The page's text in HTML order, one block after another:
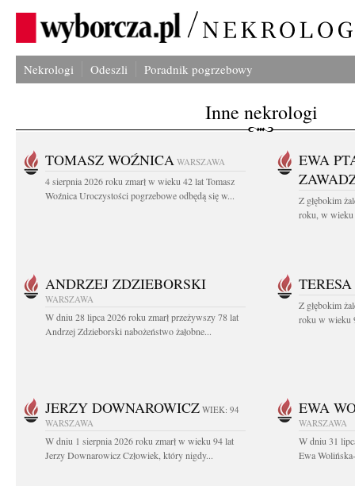
Nekrologi Odeszli Poradnik pogrzebowy
Inne nekrologi
TOMASZ WOŹNICA WARSZAWA
4 sierpnia 2026 roku zmarł w wieku 42 lat Tomasz
Woźnica Uroczystości pogrzebowe odbędą się w...
EWA
Z głębokim
roku, w wieku
ANDRZEJ ZDZIEBORSKI
WARSZAWA
W dniu 28 lipca 2026 roku zmarł przeżywszy 78 lat
Andrzej Zdzieborski nabożeństwo żałobne...
Z głębokim
roku w wieku
JERZY DOWNAROWICZ WIEK: 94
WARSZAWA
W dniu 1 sierpnia 2026 roku zmarł w wieku 94 lat
Jerzy Downarowicz Człowiek, który nigdy...
EWA
WARSZAWA
W dniu 31
Ewa